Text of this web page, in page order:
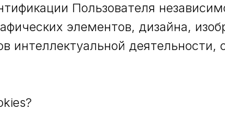
Пользователя
элементов, дизайна,
интеллектуальной